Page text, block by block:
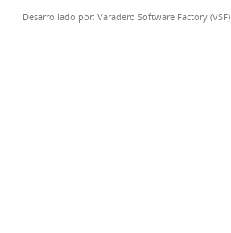
Desarrollado por: Varadero Software Factory (VSF)